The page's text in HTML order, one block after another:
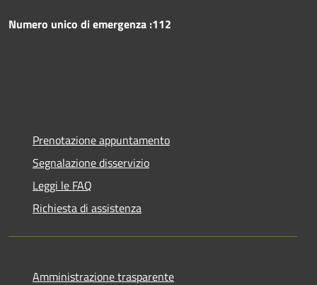
Numero unico di emergenza :112
Prenotazione appuntamento
Segnalazione disservizio
Leggi le FAQ
Richiesta di assistenza
Amministrazione trasparente